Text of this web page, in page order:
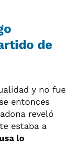
de
y no fue
entonces
reveló
estaba a
lo